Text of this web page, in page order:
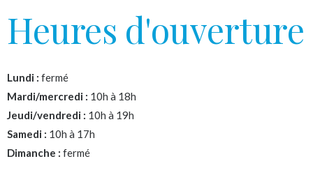
Heures d'ouverture
Lundi : fermé
Mardi/mercredi : 10h à 18h
Jeudi/vendredi : 10h à 19h
Samedi : 10h à 17h
Dimanche : fermé